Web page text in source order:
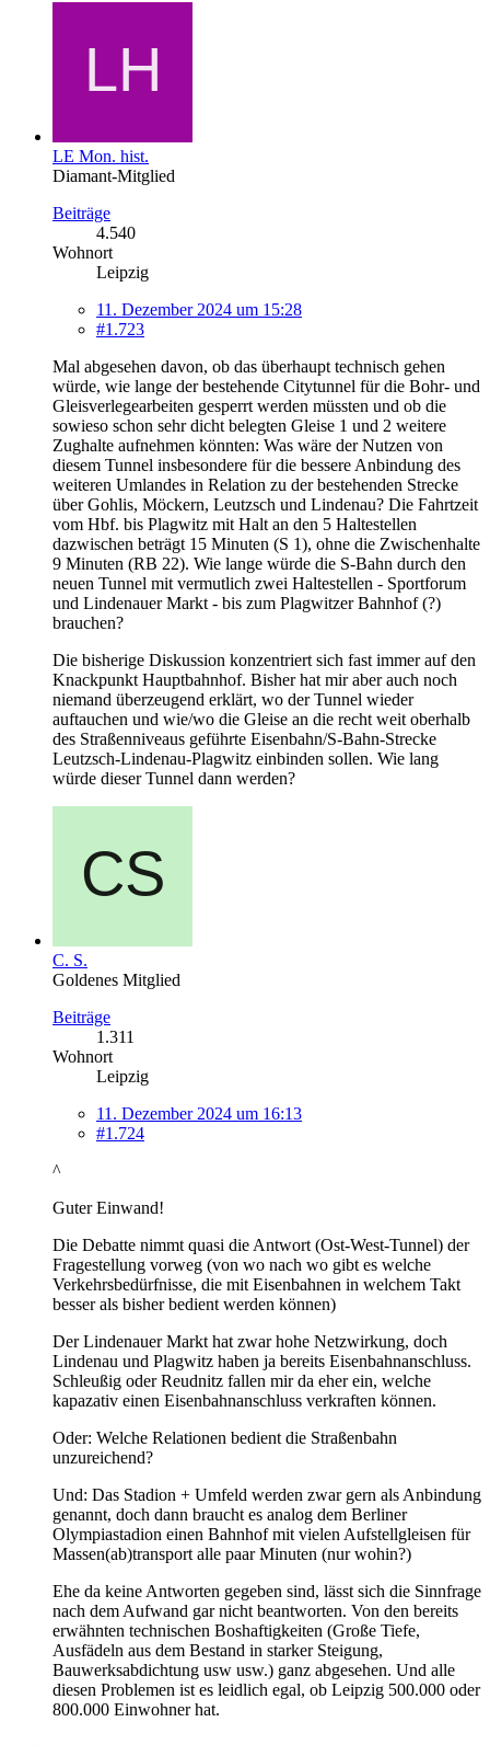
LE Mon. hist.
Diamant-Mitglied
Beiträge
4.540
Wohnort
Leipzig
11. Dezember 2024 um 15:28
#1.723
Mal abgesehen davon, ob das überhaupt technisch gehen
würde, wie lange der bestehende Citytunnel für die Bohr- und
Gleisverlegearbeiten gesperrt werden müssten und ob die
sowieso schon sehr dicht belegten Gleise 1 und 2 weitere
Zughalte aufnehmen könnten: Was wäre der Nutzen von
diesem Tunnel insbesondere für die bessere Anbindung des
weiteren Umlandes in Relation zu der bestehenden Strecke
über Gohlis, Möckern, Leutzsch und Lindenau? Die Fahrtzeit
vom Hbf. bis Plagwitz mit Halt an den 5 Haltestellen
dazwischen beträgt 15 Minuten (S 1), ohne die Zwischenhalte
9 Minuten (RB 22). Wie lange würde die S-Bahn durch den
neuen Tunnel mit vermutlich zwei Haltestellen - Sportforum
und Lindenauer Markt - bis zum Plagwitzer Bahnhof (?)
brauchen?
Die bisherige Diskussion konzentriert sich fast immer auf den
Knackpunkt Hauptbahnhof. Bisher hat mir aber auch noch
niemand überzeugend erklärt, wo der Tunnel wieder
auftauchen und wie/wo die Gleise an die recht weit oberhalb
des Straßenniveaus geführte Eisenbahn/S-Bahn-Strecke
Leutzsch-Lindenau-Plagwitz einbinden sollen. Wie lang
würde dieser Tunnel dann werden?
C. S.
Goldenes Mitglied
Beiträge
1.311
Wohnort
Leipzig
11. Dezember 2024 um 16:13
#1.724
^
Guter Einwand!
Die Debatte nimmt quasi die Antwort (Ost-West-Tunnel) der
Fragestellung vorweg (von wo nach wo gibt es welche
Verkehrsbedürfnisse, die mit Eisenbahnen in welchem Takt
besser als bisher bedient werden können)
Der Lindenauer Markt hat zwar hohe Netzwirkung, doch
Lindenau und Plagwitz haben ja bereits Eisenbahnanschluss.
Schleußig oder Reudnitz fallen mir da eher ein, welche
kapazativ einen Eisenbahnanschluss verkraften können.
Oder: Welche Relationen bedient die Straßenbahn
unzureichend?
Und: Das Stadion + Umfeld werden zwar gern als Anbindung
genannt, doch dann braucht es analog dem Berliner
Olympiastadion einen Bahnhof mit vielen Aufstellgleisen für
Massen(ab)transport alle paar Minuten (nur wohin?)
Ehe da keine Antworten gegeben sind, lässt sich die Sinnfrage
nach dem Aufwand gar nicht beantworten. Von den bereits
erwähnten technischen Boshaftigkeiten (Große Tiefe,
Ausfädeln aus dem Bestand in starker Steigung,
Bauwerksabdichtung usw usw.) ganz abgesehen. Und alle
diesen Problemen ist es leidlich egal, ob Leipzig 500.000 oder
800.000 Einwohner hat.